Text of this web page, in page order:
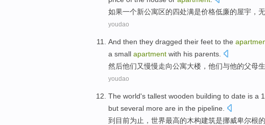
如果一个新公寓区的四处满是价格低廉的屋宇，
youdao
And then they dragged their feet to the
a small apartment with his parents
然后他们又慢慢走向公寓大楼 ，他们与他的父母
youdao
The world's tallest wooden building to date is a
but several more are in the pipeline
到 目前为止 ， 世界最高的木构建筑是挪威卑尔根